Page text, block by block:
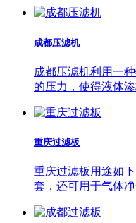
成都压滤机
成都压滤机利用一
的压力，使得液体
重庆过滤板
重庆过滤板用途如
套，还可用于气体